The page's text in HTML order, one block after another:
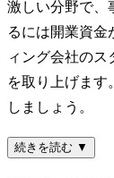
激しい分野で、
るには開業資金
ィング会社の
を取り上げます
しましょう。
続きを読む ▼